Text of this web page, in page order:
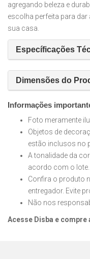
agregando beleza e
escolha perfeita para
sua casa.
Específicações
Dimensões do
Informações
Foto meramente
Objetos de
estão inclusos no
A tonalidade da
acordo com o lote.
Confira o produto
entregador. Evite
Não nos
Acesse Disba e compre